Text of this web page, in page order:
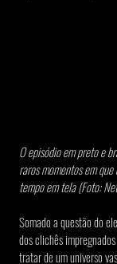
O episódio em preto e
raros momentos em
tempo em tela (Foto:
Somado a questão do
dos clichês
tratar de um universo